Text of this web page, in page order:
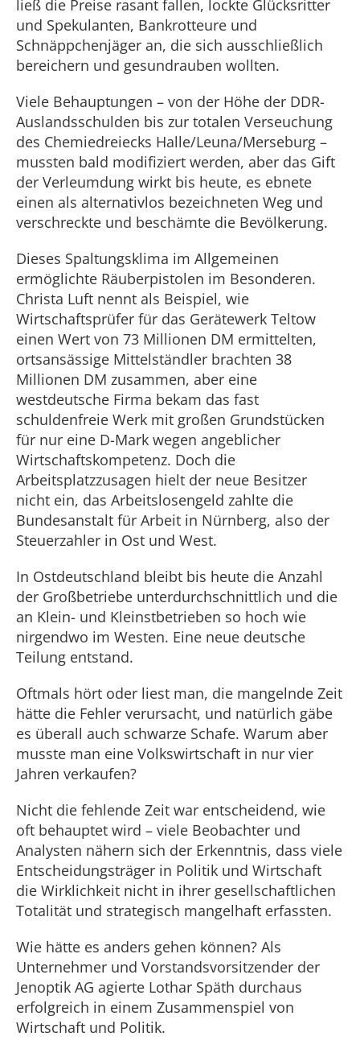
ließ die Preise rasant fallen, lockte Glücksritter
und Spekulanten, Bankrotteure und
Schnäppchenjäger an, die sich ausschließlich
bereichern und gesundrauben wollten.
Viele Behauptungen – von der Höhe der DDR-
Auslandsschulden bis zur totalen Verseuchung
des Chemiedreiecks Halle/Leuna/Merseburg –
mussten bald modifiziert werden, aber das Gift
der Verleumdung wirkt bis heute, es ebnete
einen als alternativlos bezeichneten Weg und
verschreckte und beschämte die Bevölkerung.
Dieses Spaltungsklima im Allgemeinen
ermöglichte Räuberpistolen im Besonderen.
Christa Luft nennt als Beispiel, wie
Wirtschaftsprüfer für das Gerätewerk Teltow
einen Wert von 73 Millionen DM ermittelten,
ortsansässige Mittelständler brachten 38
Millionen DM zusammen, aber eine
westdeutsche Firma bekam das fast
schuldenfreie Werk mit großen Grundstücken
für nur eine D-Mark wegen angeblicher
Wirtschaftskompetenz. Doch die
Arbeitsplatzzusagen hielt der neue Besitzer
nicht ein, das Arbeitslosengeld zahlte die
Bundesanstalt für Arbeit in Nürnberg, also der
Steuerzahler in Ost und West.
In Ostdeutschland bleibt bis heute die Anzahl
der Großbetriebe unterdurchschnittlich und die
an Klein- und Kleinstbetrieben so hoch wie
nirgendwo im Westen. Eine neue deutsche
Teilung entstand.
Oftmals hört oder liest man, die mangelnde Zeit
hätte die Fehler verursacht, und natürlich gäbe
es überall auch schwarze Schafe. Warum aber
musste man eine Volkswirtschaft in nur vier
Jahren verkaufen?
Nicht die fehlende Zeit war entscheidend, wie
oft behauptet wird – viele Beobachter und
Analysten nähern sich der Erkenntnis, dass viele
Entscheidungsträger in Politik und Wirtschaft
die Wirklichkeit nicht in ihrer gesellschaftlichen
Totalität und strategisch mangelhaft erfassten.
Wie hätte es anders gehen können? Als
Unternehmer und Vorstandsvorsitzender der
Jenoptik AG agierte Lothar Späth durchaus
erfolgreich in einem Zusammenspiel von
Wirtschaft und Politik.